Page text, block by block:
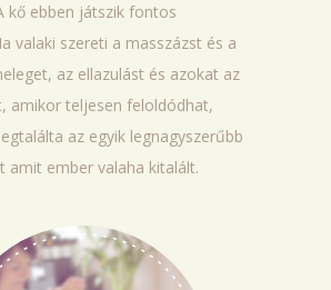
kő ebben játszik fontos
valaki szereti a masszázst és a
az ellazulást és azokat az
amikor teljesen feloldódhat,
az egyik legnagyszerűbb
amit ember valaha kitalált.